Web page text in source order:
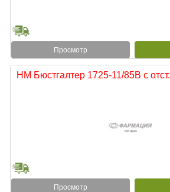
Просмотр
НМ Бюстгалтер 1725-11/85В с отст...
Просмотр